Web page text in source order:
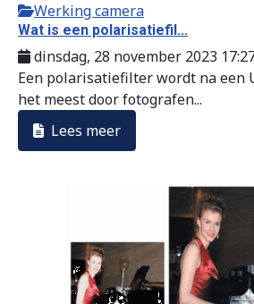
Werking camera
Wat is een polarisatiefil...
dinsdag, 28 november 2023
Een polarisatiefilter wordt na
het meest door fotografen...
Lees meer